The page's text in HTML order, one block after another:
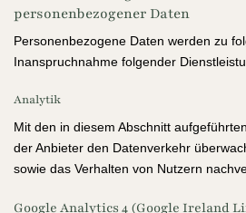
personenbezogener Daten
Personenbezogene Daten werden zu
Inanspruchnahme folgender
Analytik
Mit den in diesem Abschnitt
der Anbieter den Datenverkehr
sowie das Verhalten von Nutzern
Google Analytics 4 (Google Ireland